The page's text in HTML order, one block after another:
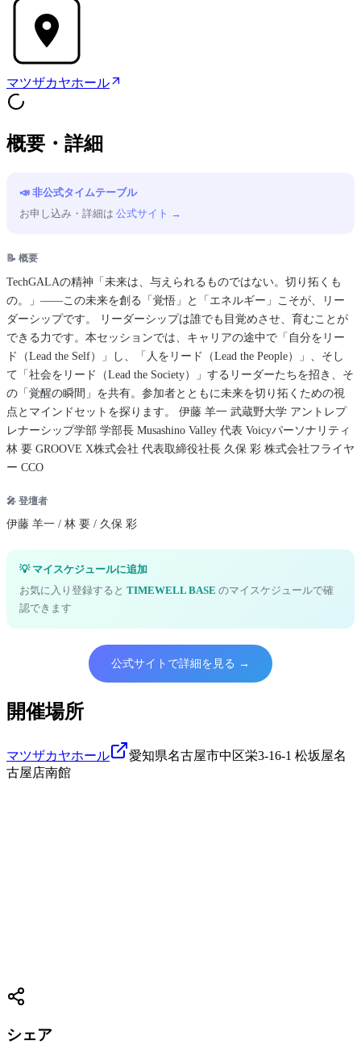
マツザカヤホール
概要・詳細
📣 非公式タイムテーブル
お申し込み・詳細は 公式サイト →
📝 概要
TechGALAの精神「未来は、与えられるものではない。切り拓くも
の。」――この未来を創る「覚悟」と「エネルギー」こそが、リー
ダーシップです。 リーダーシップは誰でも目覚めさせ、育むことが
できる力です。本セッションでは、キャリアの途中で「自分をリー
ド（Lead the Self）」し、「人をリード（Lead the People）」、そし
て「社会をリード（Lead the Society）」するリーダーたちを招き、そ
の「覚醒の瞬間」を共有。参加者とともに未来を切り拓くための視
点とマインドセットを探ります。 伊藤 羊一 武蔵野大学 アントレプ
レナーシップ学部 学部長 Musashino Valley 代表 Voicyパーソナリティ
林 要 GROOVE X株式会社 代表取締役社長 久保 彩 株式会社フライヤ
ー CCO
🎤 登壇者
伊藤 羊一 / 林 要 / 久保 彩
💡 マイスケジュールに追加
お気に入り登録すると TIMEWELL BASE のマイスケジュールで確
認できます
公式サイトで詳細を見る →
開催場所
マツザカヤホール
愛知県名古屋市中区栄3-16-1 松坂屋名
古屋店南館
シェア